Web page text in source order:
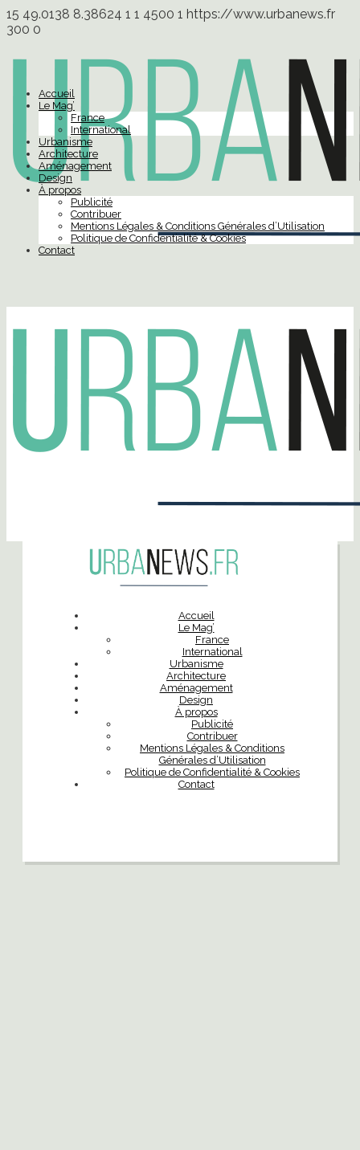
15 49.0138 8.38624 1 1 4500 1 https://www.urbanews.fr
300 0
Accueil
Le Mag’
France
International
Urbanisme
Architecture
Aménagement
Design
À propos
Publicité
Contribuer
Mentions Légales & Conditions Générales d’Utilisation
Politique de Confidentialité & Cookies
Contact
Accueil
Le Mag’
France
International
Urbanisme
Architecture
Aménagement
Design
À propos
Publicité
Contribuer
Mentions Légales & Conditions
Générales d’Utilisation
Politique de Confidentialité & Cookies
Contact